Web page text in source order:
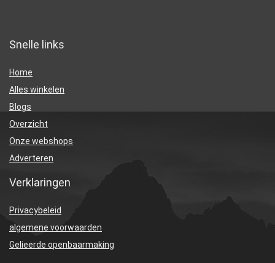
Snelle links
Home
Alles winkelen
Blogs
Overzicht
Onze webshops
Adverteren
Verklaringen
Privacybeleid
algemene voorwaarden
Gelieerde openbaarmaking